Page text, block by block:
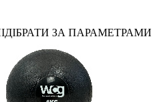
ЗА ПАРАМЕТРАМИ